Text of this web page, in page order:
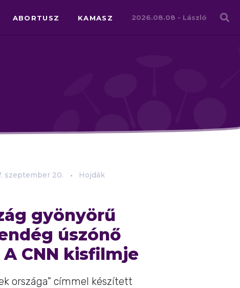
ABORTUSZ KAMASZ 2026.08.08 - László
szeptember 20. Hojdák
gyönyörű
úszónő
CNN kisfilmje
országa" címmel készített